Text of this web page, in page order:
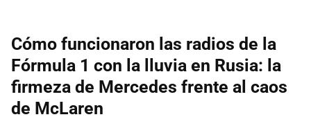
Cómo funcionaron las radios de la
Fórmula 1 con la lluvia en Rusia: la
firmeza de Mercedes frente al caos
de McLaren